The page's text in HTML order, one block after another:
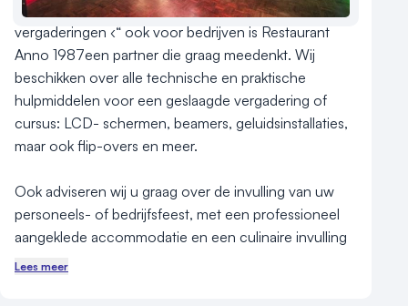
Personeelsfeesten, seminars, teambuilding of
vergaderingen ‹“ ook voor bedrijven is Restaurant
Anno 1987een partner die graag meedenkt. Wij
beschikken over alle technische en praktische
hulpmiddelen voor een geslaagde vergadering of
cursus: LCD- schermen, beamers, geluidsinstallaties,
maar ook flip-overs en meer.
Ook adviseren wij u graag over de invulling van uw
personeels- of bedrijfsfeest, met een professioneel
aangeklede accommodatie en een culinaire invulling
op maat. In samenwerking met diverse
Lees meer